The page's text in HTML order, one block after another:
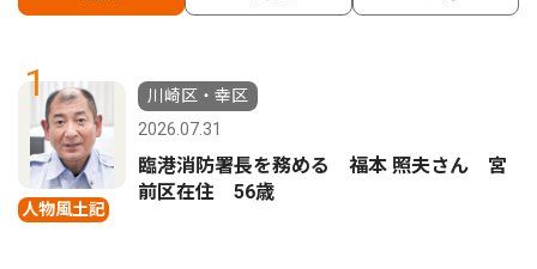
1
人物風土記
川崎区・幸区
2026.07.31
臨港消防署長を務める 福本 照夫さん 宮
前区在住 56歳